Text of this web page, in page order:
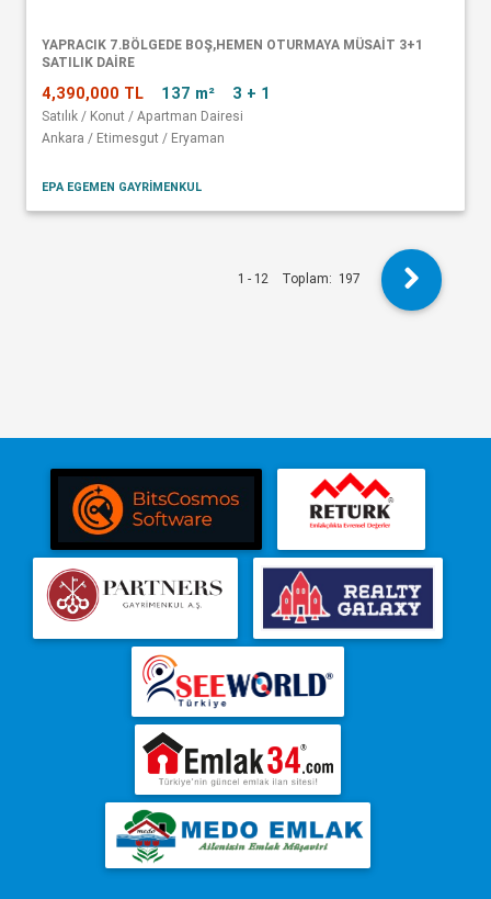
YAPRACIK 7.BÖLGEDE BOŞ,HEMEN OTURMAYA MÜSAİT 3+1
SATILIK DAİRE
4,390,000 TL 137 m² 3 + 1
Satılık / Konut / Apartman Dairesi
Ankara / Etimesgut / Eryaman
EPA EGEMEN GAYRİMENKUL
1 - 12 Toplam: 197